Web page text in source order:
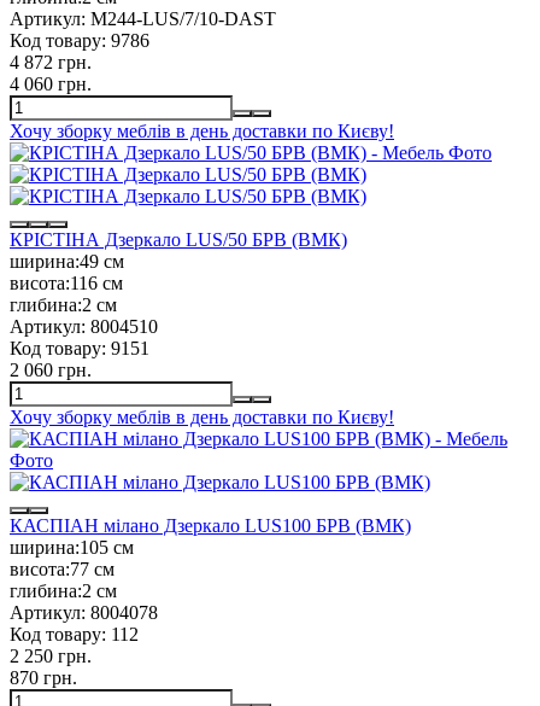
Артикул: M244-LUS/7/10-DAST
Код товару: 9786
4 872 грн.
4 060 грн.
Хочу зборку меблів в день доставки по Києву!
КРІСТІНА Дзеркало LUS/50 БРВ (ВМК)
ширина:49 см
висота:116 см
глибина:2 см
Артикул: 8004510
Код товару: 9151
2 060 грн.
Хочу зборку меблів в день доставки по Києву!
КАСПІАН мілано Дзеркало LUS100 БРВ (ВМК)
ширина:105 см
висота:77 см
глибина:2 см
Артикул: 8004078
Код товару: 112
2 250 грн.
870 грн.